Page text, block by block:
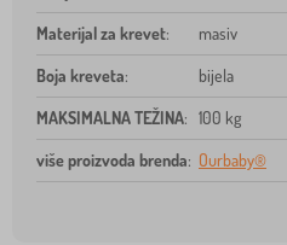
Materijal za krevet: masiv
Boja kreveta: bijela
MAKSIMALNA TEŽINA: 100 kg
više proizvoda brenda: Ourbaby®